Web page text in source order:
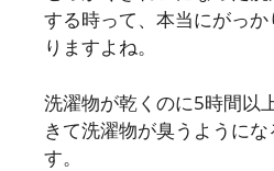
する時って、本当にがっ
りますよね。
洗濯物が乾くのに5時間以
きて洗濯物が臭うように
す。